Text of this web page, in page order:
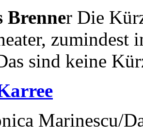
Brenner Die
zumindest
sind keine
Marinescu/